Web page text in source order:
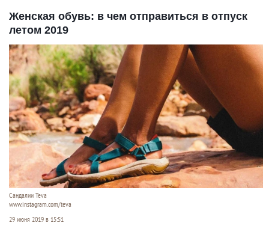
Женская обувь: в чем отправиться в отпуск
летом 2019
Сандалии Teva
www.instagram.com/teva
29 июня 2019 в 15:51